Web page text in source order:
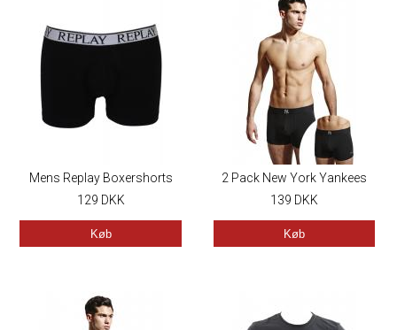
Mens Replay Boxershorts
129 DKK
Køb
2 Pack New York Yankees
Herre Boxershorts
139 DKK
Køb